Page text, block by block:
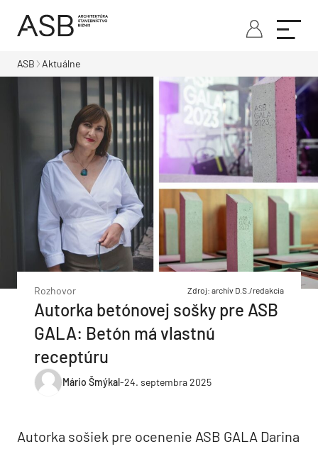
ASB Aktuálne
Rozhovor Zdroj: archív D.S./redakcia
Autorka betónovej sošky pre ASB
GALA: Betón má vlastnú
receptúru
Mário Šmýkal-24. septembra 2025
Autorka sošiek pre ocenenie ASB GALA Darina